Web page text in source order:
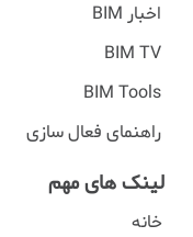
اخبار BIM
BIM TV
BIM Tools
راهنمای فعال سازی
لینک های مهم
خانه